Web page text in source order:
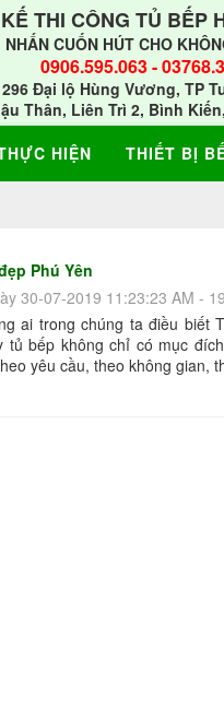
THI CÔNG TỦ BẾP
CUỐN HÚT CHO
0906.595.063-
Đại lộ Hùng Vương, TP
Thân, Liên Trì 2, Bình
HIỆN THIẾT BỊ
Phú Yên
30-07-2019 11:23:23 AM -
ai trong chúng ta điều biết
tủ bếp không chỉ có mục
yêu cầu, theo không gian,